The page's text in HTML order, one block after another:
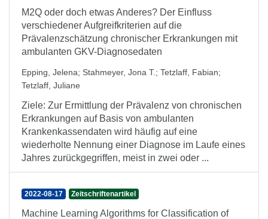
M2Q oder doch etwas Anderes? Der Einfluss
verschiedener Aufgreifkriterien auf die
Prävalenzschätzung chronischer Erkrankungen mit
ambulanten GKV-Diagnosedaten
Epping, Jelena; Stahmeyer, Jona T.; Tetzlaff, Fabian;
Tetzlaff, Juliane
Ziele: Zur Ermittlung der Prävalenz von chronischen
Erkrankungen auf Basis von ambulanten
Krankenkassendaten wird häufig auf eine
wiederholte Nennung einer Diagnose im Laufe eines
Jahres zurückgegriffen, meist in zwei oder ...
2022-08-17 Zeitschriftenartikel
Machine Learning Algorithms for Classification of